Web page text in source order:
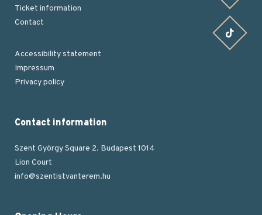
Ticket information
Contact
Footer
Accessibility statement
Impressum
Privacy policy
Contact information
Szent György Square 2. Budapest 1014
Lion Court
info@szentistvanterem.hu